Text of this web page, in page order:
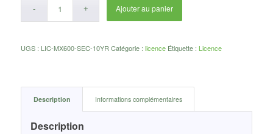
Ajouter au panier
UGS : LIC-MX600-SEC-10YR Catégorie : licence Étiquette : Licence
Description Informations complémentaires
Description